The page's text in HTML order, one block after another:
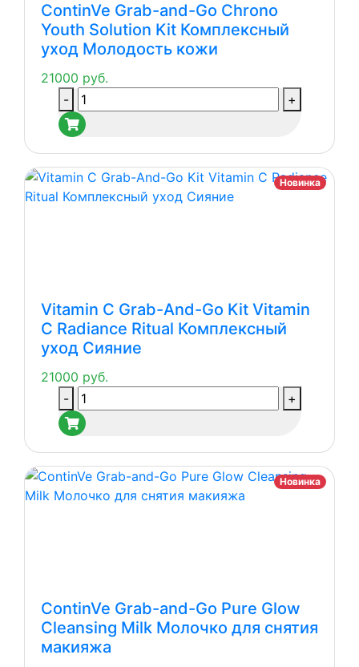
ContinVe Grab-and-Go Chrono
Youth Solution Kit Комплексный
уход Молодость кожи
21000 руб.
Количество
товара
ContinVe
Grab-
and-
Go
уход
Молодость
кожи
- +
Новинка
Vitamin C Grab-And-Go Kit Vitamin
C Radiance Ritual Комплексный
уход Сияние
21000 руб.
Количество
товара
Vitamin
C
Grab-
And-
Ritual
Комплексный
уход
- +
Новинка
ContinVe Grab-and-Go Pure Glow
Cleansing Milk Молочко для снятия
макияжа